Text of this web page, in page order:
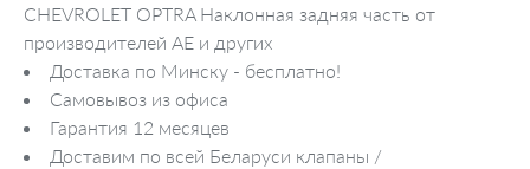
CHEVROLET OPTRA Наклонная задняя часть от
производителей AE и других
Доставка по Минску - бесплатно!
Самовывоз из офиса
Гарантия 12 месяцев
Доставим по всей Беларуси клапаны /